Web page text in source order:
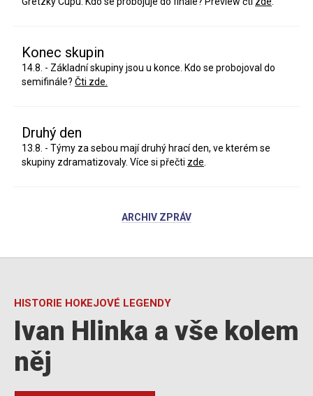
Konec skupin
14.8. - Základní skupiny jsou u konce. Kdo se probojoval do
semifinále? Čti zde.
Druhý den
13.8. - Týmy za sebou mají druhý hrací den, ve kterém se
skupiny zdramatizovaly. Více si přečti zde
ARCHIV ZPRÁV
HISTORIE HOKEJOVÉ LEGENDY
Ivan Hlinka a vše kolem
něj